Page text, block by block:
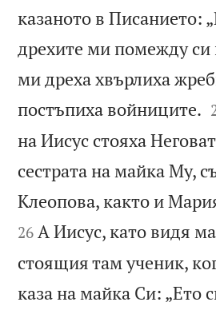
казаното в Писанието:
дрехите ми помежду си
ми дреха хвърлиха
постъпиха войниците.
на Иисус стояха
сестрата на майка Му,
Клеопова, както и
26 А Иисус, като видя
стоящия там ученик,
каза на майка Си: „Ето